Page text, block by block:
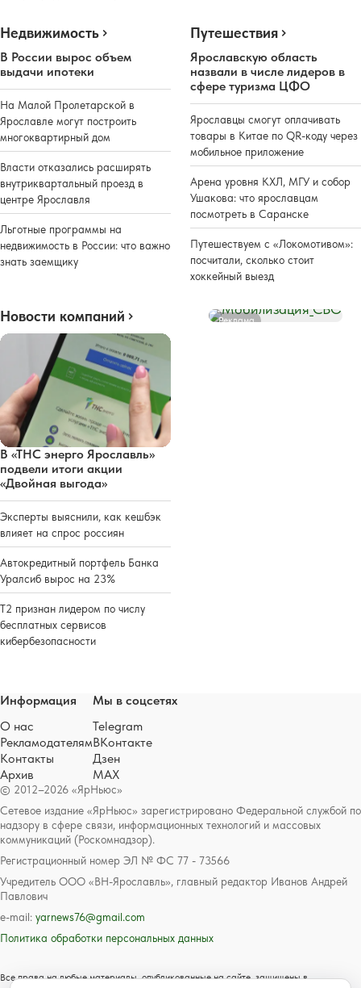
Недвижимость
В России вырос объем
выдачи ипотеки
На Малой Пролетарской в
Ярославле могут построить
многоквартирный дом
Власти отказались расширять
внутриквартальный проезд в
центре Ярославля
Льготные программы на
недвижимость в России: что важно
знать заемщику
Путешествия
Ярославскую область
назвали в числе лидеров в
сфере туризма ЦФО
Ярославцы смогут оплачивать
товары в Китае по QR-коду через
мобильное приложение
Арена уровня КХЛ, МГУ и собор
Ушакова: что ярославцам
посмотреть в Саранске
Путешествуем с «Локомотивом»:
посчитали, сколько стоит
хоккейный выезд
Новости компаний
В «ТНС энерго Ярославль»
подвели итоги акции
«Двойная выгода»
Эксперты выяснили, как кешбэк
влияет на спрос россиян
Автокредитный портфель Банка
Уралсиб вырос на 23%
Т2 признан лидером по числу
бесплатных сервисов
кибербезопасности
Реклама
© 2012–2026 «ЯрНьюс»
Сетевое издание «ЯрНьюс» зарегистрировано Федеральной службой по
надзору в сфере связи, информационных технологий и массовых
коммуникаций (Роскомнадзор).
Регистрационный номер ЭЛ № ФС 77 - 73566
Учредитель ООО «ВН-Ярославль», главный редактор Иванов Андрей
Павлович
e-mail: yarnews76@gmail.com
Политика обработки персональных данных
Все права на любые материалы, опубликованные на сайте, защищены в
Информация
О нас
Рекламодателям
Контакты
Архив
Мы в соцсетях
Telegram
ВКонтакте
Дзен
MAX